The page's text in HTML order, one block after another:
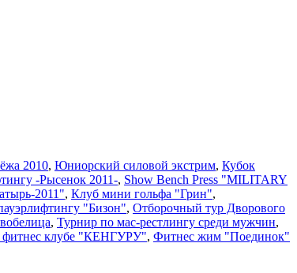
2010, Юниорский силовой экстрим, Кубок
-Рысенок 2011-, Show Bench Press "MILITARY
2011", Клуб мини гольфа "Грин",
"Бизон", Отборочный тур Дворового
, Турнир по мас-рестлингу среди мужчин,
фитнес клубе "КЕНГУРУ", Фитнес жим "Поединок"